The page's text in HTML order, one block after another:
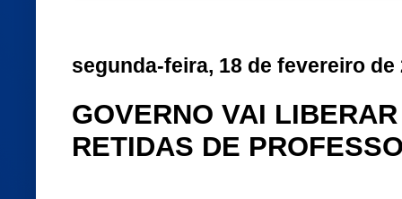
segunda-feira, 18 de fevereiro de
GOVERNO VAI
RETIDAS DE